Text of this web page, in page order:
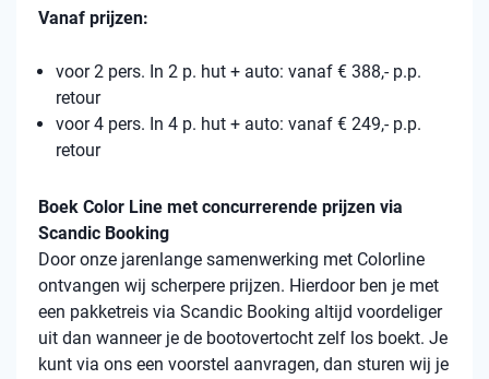
Vanaf prijzen:
voor 2 pers. In 2 p. hut + auto: vanaf € 388,- p.p.
retour
voor 4 pers. In 4 p. hut + auto: vanaf € 249,- p.p.
retour
Boek Color Line met concurrerende prijzen via
Scandic Booking
Door onze jarenlange samenwerking met Colorline
ontvangen wij scherpere prijzen. Hierdoor ben je met
een pakketreis via Scandic Booking altijd voordeliger
uit dan wanneer je de bootovertocht zelf los boekt. Je
kunt via ons een voorstel aanvragen, dan sturen wij je